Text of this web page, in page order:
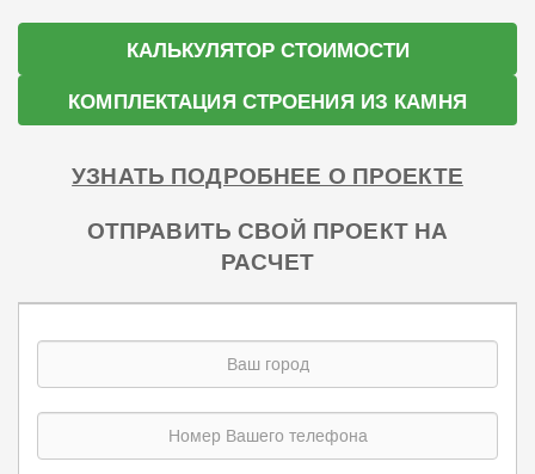
КАЛЬКУЛЯТОР СТОИМОСТИ
КОМПЛЕКТАЦИЯ СТРОЕНИЯ ИЗ КАМНЯ
УЗНАТЬ ПОДРОБНЕЕ О ПРОЕКТЕ
ОТПРАВИТЬ СВОЙ ПРОЕКТ НА
РАСЧЕТ